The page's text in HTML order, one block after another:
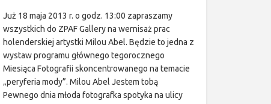
Już 18 maja 2013 r. o godz. 13:00 zapraszamy
wszystkich do ZPAF Gallery na wernisaż prac
holenderskiej artystki Milou Abel. Będzie to jedna z
wystaw programu głównego tegorocznego
Miesiąca Fotografii skoncentrowanego na temacie
„peryferia mody”. Milou Abel Jestem tobą
Pewnego dnia młoda fotografka spotyka na ulicy